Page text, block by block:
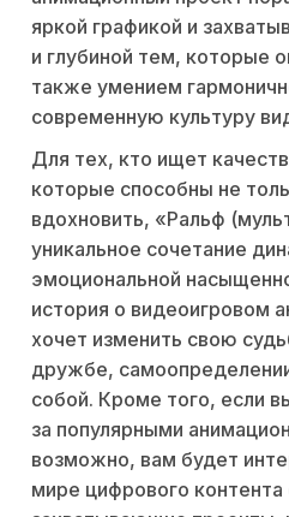
яркой графикой и
и глубиной тем, которые
также умением
современную культуру
Для тех, кто ищет
которые способны не
вдохновить, «Ральф
уникальное сочетание
эмоциональной
история о видеоигровом
хочет изменить свою
дружбе,
собой. Кроме того, если
за популярными
возможно, вам будет
мире цифрового